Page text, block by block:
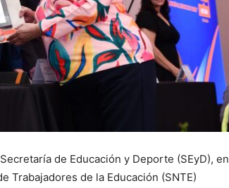
de Educación y Deporte (SEyD), en
Trabajadores de la Educación (SNTE)